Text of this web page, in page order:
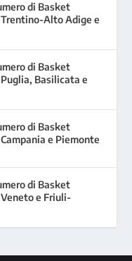
di Basket
Alto Adige e
di Basket
Basilicata e
di Basket
e Piemonte
di Basket
e Friuli-